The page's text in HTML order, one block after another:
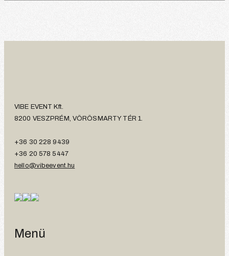
VIBE EVENT Kft.
8200 VESZPRÉM, VÖRÖSMARTY TÉR 1.
+36 30 228 9439
+36 20 578 5447
hello@vibeevent.hu
Menü